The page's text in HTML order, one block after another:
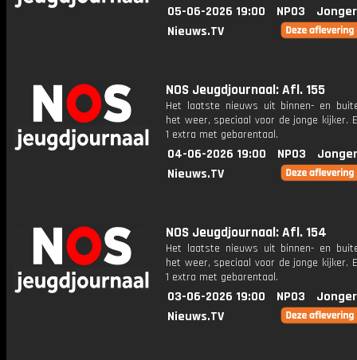
05-06-2026 19:00 NPO3
Nieuws.TV
NOS Jeugdjournaal: Afl. 155
Het laatste nieuws uit binnen- en
het weer, speciaal voor de jonge kijker.
1 extra met gebarentaal.
04-06-2026 19:00 NPO3
Nieuws.TV
NOS Jeugdjournaal: Afl. 154
Het laatste nieuws uit binnen- en
het weer, speciaal voor de jonge kijker.
1 extra met gebarentaal.
03-06-2026 19:00 NPO3
Nieuws.TV